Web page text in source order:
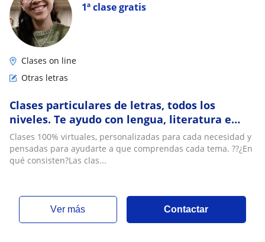
1ª clase gratis
Clases on line
Otras letras
Clases particulares de letras, todos los
niveles. Te ayudo con lengua, literatura e
historia de una forma fácil de entender
Clases 100% virtuales, personalizadas para cada necesidad y
pensadas para ayudarte a que comprendas cada tema. ??¿En
qué consisten?Las clas...
ver más Contactar